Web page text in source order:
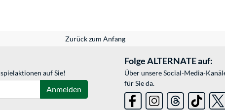
Zurück zum Anfang
auf Sie!
Anmelden
Folge ALTERNATE auf:
Über unsere Social-Media-
für Sie da.